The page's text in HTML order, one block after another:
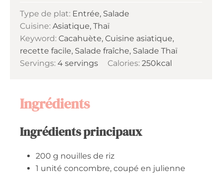
Type de plat: Entrée, Salade
Cuisine: Asiatique, Thaï
Keyword: Cacahuète, Cuisine asiatique,
recette facile, Salade fraîche, Salade Thaï
Servings: 4 servings Calories:250kcal
Ingrédients
Ingrédients principaux
200 g nouilles de riz
1 unité concombre, coupé en julienne